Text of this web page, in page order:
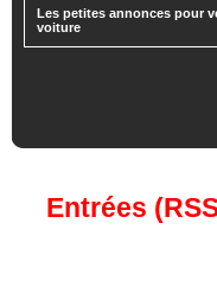
Les petites annonces pour
voiture
Entrées